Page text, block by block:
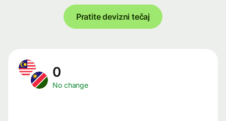
Pratite devizni tečaj
0
No change